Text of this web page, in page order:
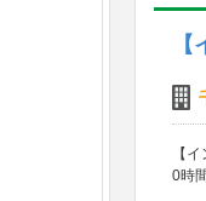
【
0時